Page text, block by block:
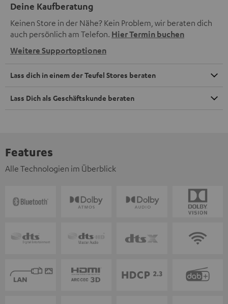
Deine Kaufberatung
Keinen Store in der Nähe? Kein Problem, wir beraten dich
auch persönlich am Telefon. Hier Termin buchen
Weitere Supportoptionen
Lass dich in einem der Teufel Stores beraten
Lass Dich als Geschäftskunde beraten
Features
Alle Technologien im Überblick